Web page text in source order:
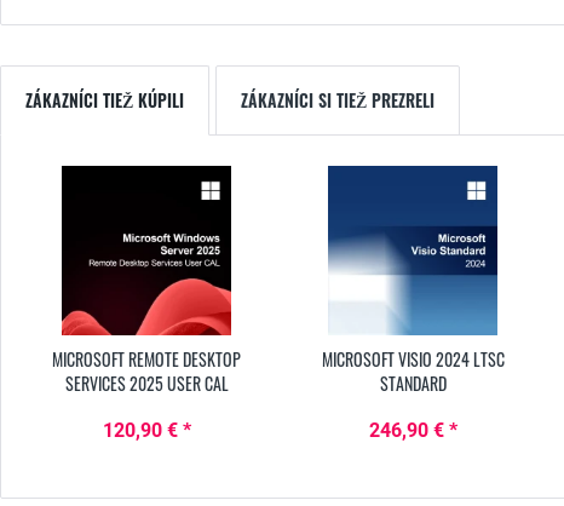
ZÁKAZNÍCI TIEŽ KÚPILI ZÁKAZNÍCI SI TIEŽ PREZRELI
MICROSOFT REMOTE DESKTOP
SERVICES 2025 USER CAL
120,90 € *
MICROSOFT VISIO 2024 LTSC
STANDARD
246,90 € *